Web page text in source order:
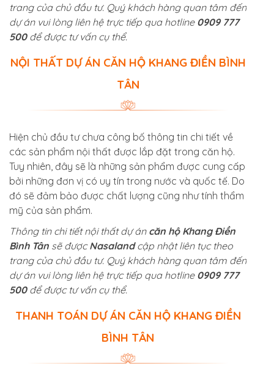
trang của chủ đầu tư. Quý khách hàng quan tâm đến
dự án vui lòng liên hệ trực tiếp qua hotline 0909 777
500để được tư vấn cụ thể.
NỘI THẤT DỰ ÁN CĂN HỘ KHANG ĐIỀN BÌNH
TÂN
Hiện chủ đầu tư chưa công bố thông tin chi tiết về
các sản phẩm nội thất được lắp đặt trong căn hộ.
Tuy nhiên, đây sẽ là những sản phẩm được cung cấp
bởi những đơn vị có uy tín trong nước và quốc tế. Do
đó sẽ đảm bảo được chất lượng cũng như tính thẩm
mỹ của sản phẩm.
Thông tin chi tiết nội thất dự án căn hộ Khang Điền
Bình Tân sẽ đượcNasalandcập nhật liên tục theo
trang của chủ đầu tư. Quý khách hàng quan tâm đến
dự án vui lòng liên hệ trực tiếp qua hotline 0909 777
500để được tư vấn cụ thể.
THANH TOÁN DỰ ÁN CĂN HỘ KHANG ĐIỀN
BÌNH TÂN